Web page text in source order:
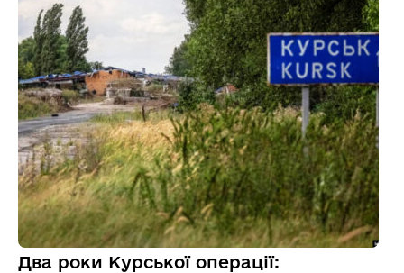
Два роки Курської операції: